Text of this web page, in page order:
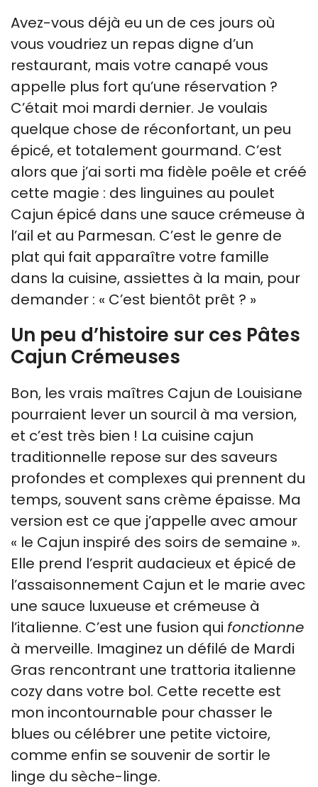
Avez-vous déjà eu un de ces jours où
vous voudriez un repas digne d’un
restaurant, mais votre canapé vous
appelle plus fort qu’une réservation ?
C’était moi mardi dernier. Je voulais
quelque chose de réconfortant, un peu
épicé, et totalement gourmand. C’est
alors que j’ai sorti ma fidèle poêle et créé
cette magie : des linguines au poulet
Cajun épicé dans une sauce crémeuse à
l’ail et au Parmesan. C’est le genre de
plat qui fait apparaître votre famille
dans la cuisine, assiettes à la main, pour
demander : « C’est bientôt prêt ? »
Un peu d’histoire sur ces Pâtes
Cajun Crémeuses
Bon, les vrais maîtres Cajun de Louisiane
pourraient lever un sourcil à ma version,
et c’est très bien ! La cuisine cajun
traditionnelle repose sur des saveurs
profondes et complexes qui prennent du
temps, souvent sans crème épaisse. Ma
version est ce que j’appelle avec amour
« le Cajun inspiré des soirs de semaine ».
Elle prend l’esprit audacieux et épicé de
l’assaisonnement Cajun et le marie avec
une sauce luxueuse et crémeuse à
l’italienne. C’est une fusion qui fonctionne
à merveille. Imaginez un défilé de Mardi
Gras rencontrant une trattoria italienne
cozy dans votre bol. Cette recette est
mon incontournable pour chasser le
blues ou célébrer une petite victoire,
comme enfin se souvenir de sortir le
linge du sèche-linge.